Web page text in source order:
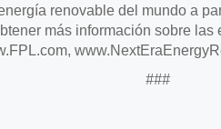
renovable del mundo a
más información sobre
###